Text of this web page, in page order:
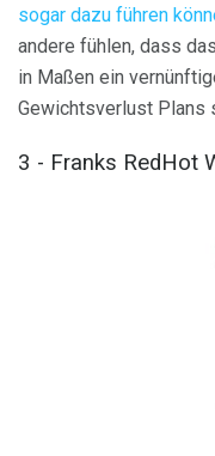
sogar dazu führen
andere fühlen, dass
in Maßen ein
Gewichtsverlust Plans
3 - Franks RedHot